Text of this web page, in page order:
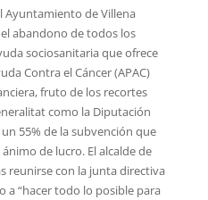
Ayuntamiento de Villena
abandono de todos los
sociosanitaria que ofrece
Contra el Cáncer (APAC)
fruto de los recortes
como la Diputación
55% de la subvención que
de lucro. El alcalde de
reunirse con la junta directiva
a “hacer todo lo posible para